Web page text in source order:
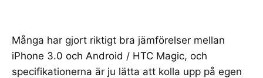
Många har gjort riktigt bra jämförelser mellan
iPhone 3.0 och Android / HTC Magic, och
specifikationerna är ju lätta att kolla upp på egen